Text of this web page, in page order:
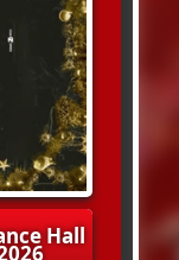
Hall
ARA